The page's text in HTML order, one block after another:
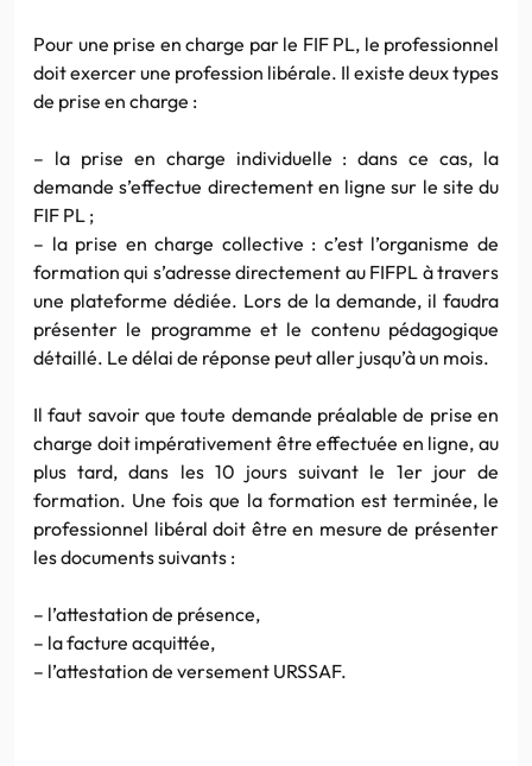
Pour une prise en charge par le FIF PL, le professionnel
doit exercer une profession libérale. Il existe deux types
de prise en charge :
– la prise en charge individuelle : dans ce cas, la
demande s’effectue directement en ligne sur le site du
FIF PL ;
– la prise en charge collective : c’est l’organisme de
formation qui s’adresse directement au FIFPL à travers
une plateforme dédiée. Lors de la demande, il faudra
présenter le programme et le contenu pédagogique
détaillé. Le délai de réponse peut aller jusqu’à un mois.
Il faut savoir que toute demande préalable de prise en
charge doit impérativement être effectuée en ligne, au
plus tard, dans les 10 jours suivant le 1er jour de
formation. Une fois que la formation est terminée, le
professionnel libéral doit être en mesure de présenter
les documents suivants :
– l’attestation de présence,
– la facture acquittée,
– l’attestation de versement URSSAF.